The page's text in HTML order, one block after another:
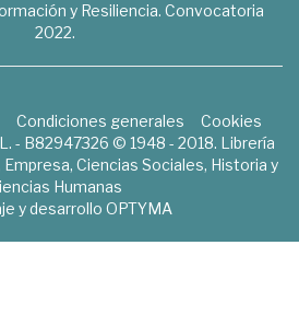
y Resiliencia. Convocatoria
2022.
Condiciones generales
Cookies
- B82947326 © 1948 - 2018. Librería
Ciencias Sociales, Historia y
Humanas
y desarrollo OPTYMA